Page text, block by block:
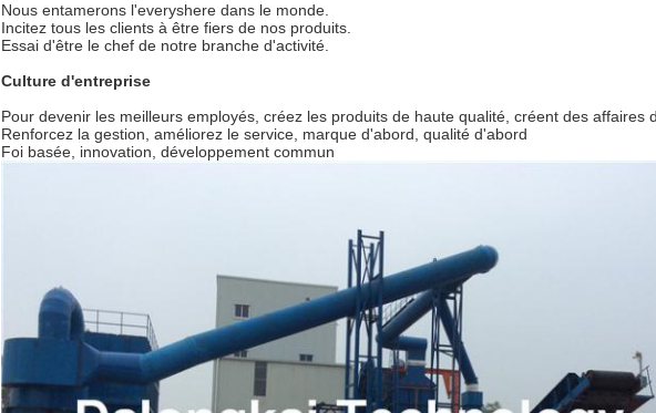
Nous entamerons l'everyshere dans le monde.
Incitez tous les clients à être fiers de nos produits.
Essai d'être le chef de notre branche d'activité.
Culture d'entreprise
Pour devenir les meilleurs employés, créez les produits de haute qualité, créent des affaires
Renforcez la gestion, améliorez le service, marque d'abord, qualité d'abord
Foi basée, innovation, développement commun